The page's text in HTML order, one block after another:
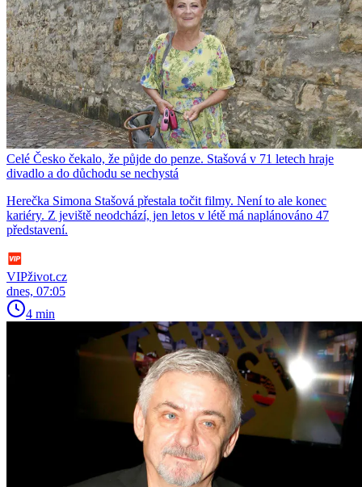
Celé Česko čekalo, že půjde do penze. Stašová v 71 letech hraje
divadlo a do důchodu se nechystá
Herečka Simona Stašová přestala točit filmy. Není to ale konec
kariéry. Z jeviště neodchází, jen letos v létě má naplánováno 47
představení.
VIPživot.cz
dnes, 07:05
4 min